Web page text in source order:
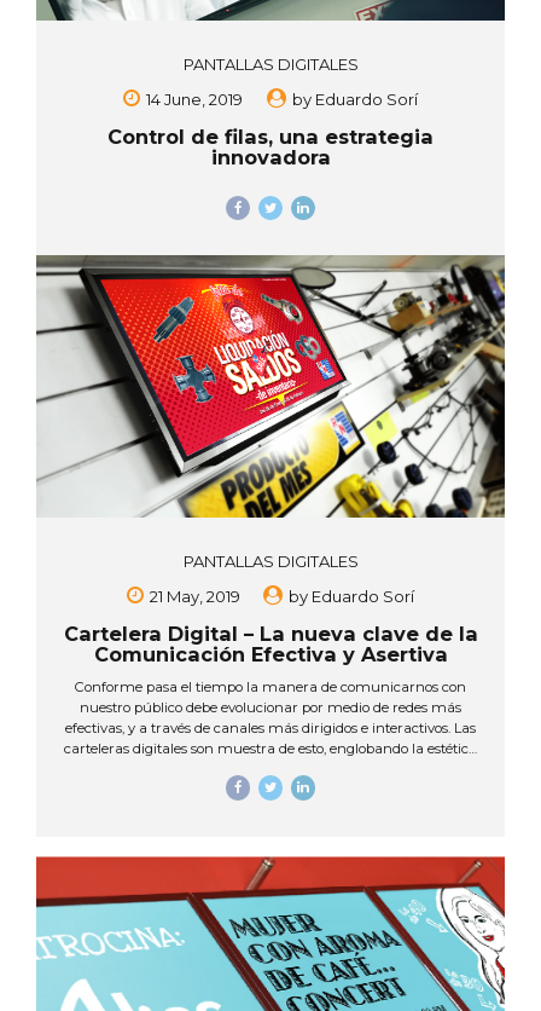
PANTALLAS DIGITALES
14 June, 2019
by Eduardo Sorí
Control de filas, una estrategia
innovadora
PANTALLAS DIGITALES
21 May, 2019
by Eduardo Sorí
Cartelera Digital – La nueva clave de la
Comunicación Efectiva y Asertiva
Conforme pasa el tiempo la manera de comunicarnos con
nuestro público debe evolucionar por medio de redes más
efectivas, y a través de canales más dirigidos e interactivos. Las
carteleras digitales son muestra de esto, englobando la estética
diferentes anuncios en un mismo lugar, pero ¿cómo utilizarlas
mensajes, imágenes, películas, vídeos, texto publicitario,
presentaciones, vistas preliminares de un producto, y a su vez
actualizar el contenido...